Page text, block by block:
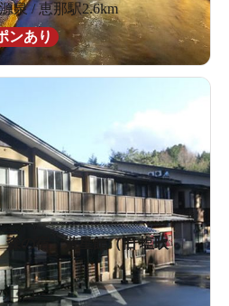
泉 / 恵那駅2.6km
ンあり
の宿 遊星館（旧 塩吹
口コミ